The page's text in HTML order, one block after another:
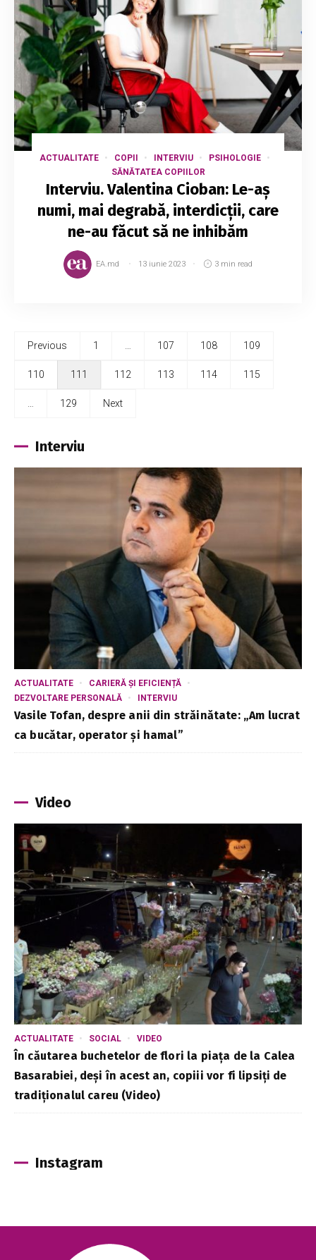
ACTUALITATE COPII INTERVIU
PSIHOLOGIE
SĂNĂTATEA COPIILOR
Interviu. Valentina Cioban: Le-aș
numi, mai degrabă, interdicții, care
ne-au făcut să ne inhibăm
EA.md 13 iunie 2023 3 min read
Previous 1 107 108 109
110 111 112 113 114 115
129 Next
Interviu
ACTUALITATE
CARIERĂ ȘI EFICIENȚĂ
DEZVOLTARE PERSONALĂ
INTERVIU
Vasile Tofan, despre anii din străinătate: „Am lucrat
ca bucătar, operator și hamal”
Video
ACTUALITATE SOCIAL VIDEO
În căutarea buchetelor de flori la piața de la Calea
Basarabiei, deși în acest an, copiii vor fi lipsiți de
tradiționalul careu (Video)
Instagram